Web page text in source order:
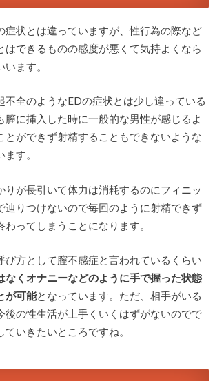
症状とは違っていますが、性行為の際など
はできるものの感度が悪くて気持よくなら
ます。
不全のようなEDの症状とは少し違っている
膣に挿入した時に一般的な男性が感じるよ
とができず射精することもできないような
す。
りが長引いて体力は消耗するのにフィニッ
辿りつけないので毎回のように射精できず
ってしまうことになります。
び方として膣不感症と言われているくらい
なくオナニーなどのように手で握った状態
が可能となっています。ただ、相手がいる
後の性生活が上手くいくはずがないのでで
いきたいところですね。